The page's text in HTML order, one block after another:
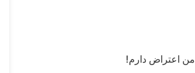
من اعتراض دارم!